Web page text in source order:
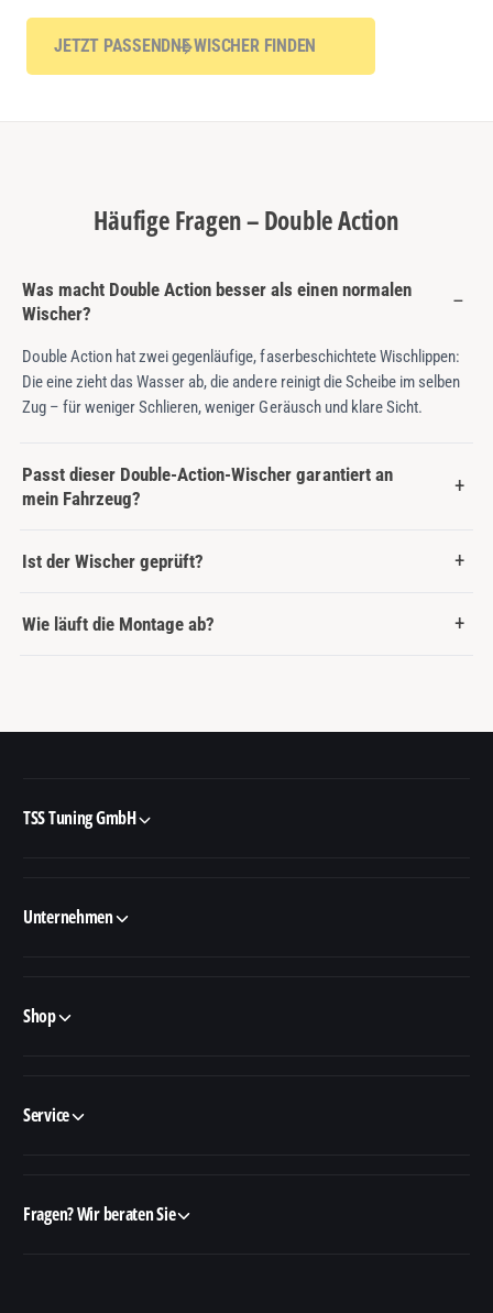
JETZT PASSENDNE WISCHER FINDEN
Häufige Fragen – Double Action
Was macht Double Action besser als einen normalen
Wischer?
Double Action hat zwei gegenläufige, faserbeschichtete Wischlippen:
Die eine zieht das Wasser ab, die andere reinigt die Scheibe im selben
Zug – für weniger Schlieren, weniger Geräusch und klare Sicht.
Passt dieser Double-Action-Wischer garantiert an
mein Fahrzeug?
Ist der Wischer geprüft?
Wie läuft die Montage ab?
TSS Tuning GmbH
Unternehmen
Shop
Service
Fragen? Wir beraten Sie